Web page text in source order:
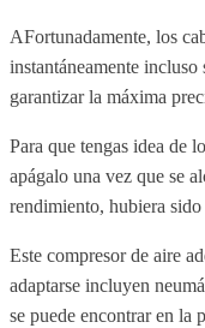
AFortunadamente, los
instantáneamente
garantizar la máxima
Para que tengas idea de
apágalo una vez que se
rendimiento, hubiera
Este compresor de aire
adaptarse incluyen
se puede encontrar en la